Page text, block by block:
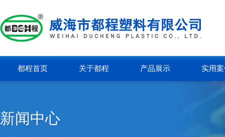
都程首页 关于都程 产品展示 实用
新闻中心